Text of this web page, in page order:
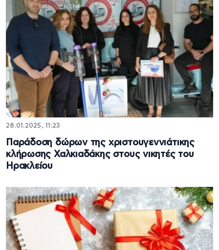
28.01.2025, 11:23
Παράδοση δώρων της χριστουγεννιάτικης
κλήρωσης Χαλκιαδάκης στους νικητές του
Ηρακλείου